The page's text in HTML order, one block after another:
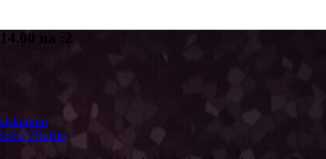
na :2
Ďalšie